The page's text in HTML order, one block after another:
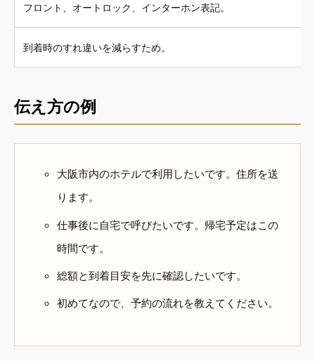
フロント、オートロック、インターホン表記。
到着時のすれ違いを減らすため。
伝え方の例
大阪市内のホテルで利用したいです。住所を送
ります。
仕事後に自宅で呼びたいです。帰宅予定はこの
時間です。
総額と到着目安を先に確認したいです。
初めてなので、予約の流れを教えてください。